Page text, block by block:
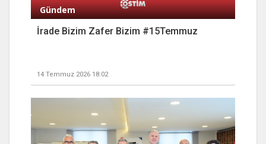
Gündem
İrade Bizim Zafer Bizim #15Temmuz
14 Temmuz 2026 18:02